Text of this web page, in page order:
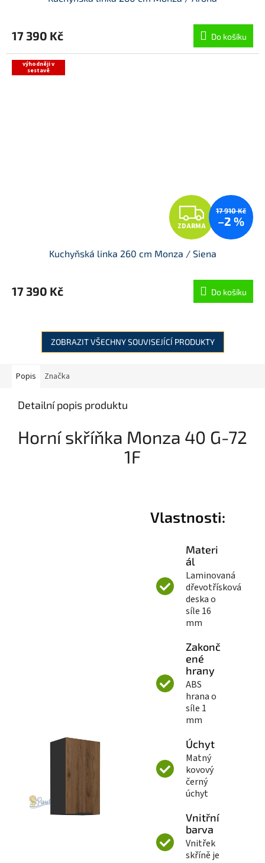
A
R
M
17 390 Kč Do košíku
výhodněji v
sestavě
Z
D
A
R
A
ZDARMA
17 910 Kč
–2 %
Kuchyňská linka 260 cm Monza / Siena
17 390 Kč Do košíku
ZOBRAZIT VŠECHNY SOUVISEJÍCÍ PRODUKTY
Popis Značka
Detailní popis produktu
Horní skříňka Monza 40 G-72
1F
Vlastnosti:
Materi
ál
Laminovaná
dřevotřísková
deska o
síle 16
mm
Zakonč
ené
hrany
ABS
hrana o
síle 1
mm
Úchyt
Matný
kovový
černý
úchyt
Vnitřní
barva
Vnitřek
skříně je